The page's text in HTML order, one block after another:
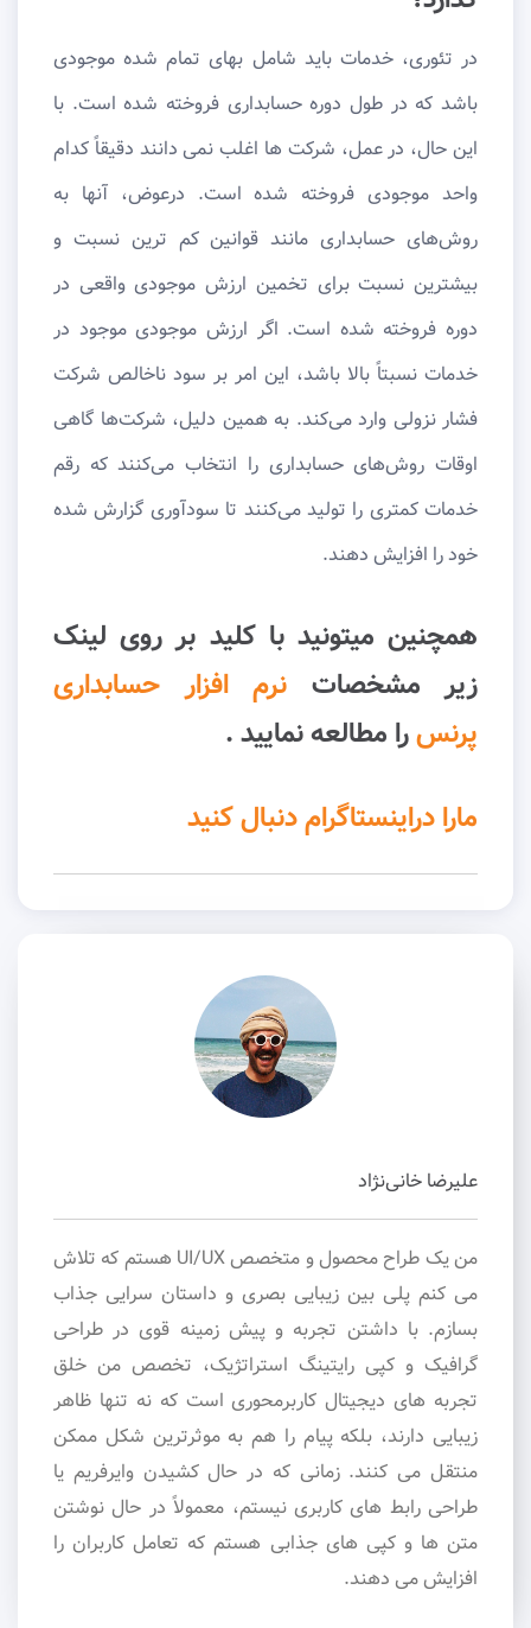
در تئوری، خدمات باید شامل بهای تمام شده موجودی
باشد که در طول دوره حسابداری فروخته شده است. با
این حال، در عمل، شرکت ها اغلب نمی دانند دقیقاً کدام
واحد موجودی فروخته شده است. درعوض، آنها به
روش‌های حسابداری مانند قوانین کم ترین نسبت و
بیشترین نسبت برای تخمین ارزش موجودی واقعی در
دوره فروخته شده است. اگر ارزش موجودی موجود در
خدمات نسبتاً بالا باشد، این امر بر سود ناخالص شرکت
فشار نزولی وارد می‌کند. به همین دلیل، شرکت‌ها گاهی
اوقات روش‌های حسابداری را انتخاب می‌کنند که رقم
خدمات کمتری را تولید می‌کنند تا سودآوری گزارش شده
خود را افزایش دهند.
همچنین میتونید با کلید بر روی لینک
زیر مشخصات نرم افزار حسابداری
پرنسرا مطالعه نمایید .
مارا دراینستاگرام دنبال کنید
علیرضا خانی‌نژاد
من یک طراح محصول و متخصص UI/UX هستم که تلاش
می کنم پلی بین زیبایی بصری و داستان سرایی جذاب
بسازم. با داشتن تجربه و پیش زمینه قوی در طراحی
گرافیک و کپی رایتینگ استراتژیک، تخصص من خلق
تجربه های دیجیتال کاربرمحوری است که نه تنها ظاهر
زیبایی دارند، بلکه پیام را هم به موثرترین شکل ممکن
منتقل می کنند. زمانی که در حال کشیدن وایرفریم یا
طراحی رابط های کاربری نیستم، معمولاً در حال نوشتن
متن ها و کپی های جذابی هستم که تعامل کاربران را
افزایش می دهند.